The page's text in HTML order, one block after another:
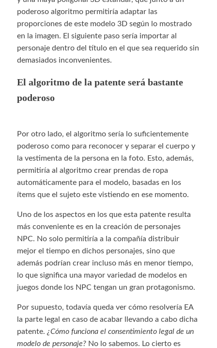
poderoso algoritmo permitiría adaptar las
proporciones de este modelo 3D según lo mostrado
en la imagen. El siguiente paso sería importar al
personaje dentro del título en el que sea requerido sin
demasiados inconvenientes.
El algoritmo de la patente será bastante
poderoso
Por otro lado, el algoritmo sería lo suficientemente
poderoso como para reconocer y separar el cuerpo y
la vestimenta de la persona en la foto. Esto, además,
permitiría al algoritmo crear prendas de ropa
automáticamente para el modelo, basadas en los
ítems que el sujeto este vistiendo en ese momento.
Uno de los aspectos en los que esta patente resulta
más conveniente es en la creación de personajes
NPC. No solo permitiría a la compañía distribuir
mejor el tiempo en dichos personajes, sino que
además podrían crear incluso más en menor tiempo,
lo que significa una mayor variedad de modelos en
juegos donde los NPC tengan un gran protagonismo.
Por supuesto, todavía queda ver cómo resolvería EA
la parte legal en caso de acabar llevando a cabo dicha
patente. ¿Cómo funciona el consentimiento legal de un
modelo de personaje? No lo sabemos. Lo cierto es